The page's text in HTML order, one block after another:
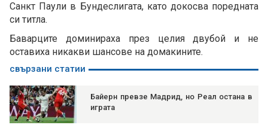
Санкт Паули в Бундеслигата, като докосва поредната
си титла.
Баварците доминираха през целия двубой и не
оставиха никакви шансове на домакините.
свързани статии
Байерн превзе Мадрид, но Реал остана в
играта